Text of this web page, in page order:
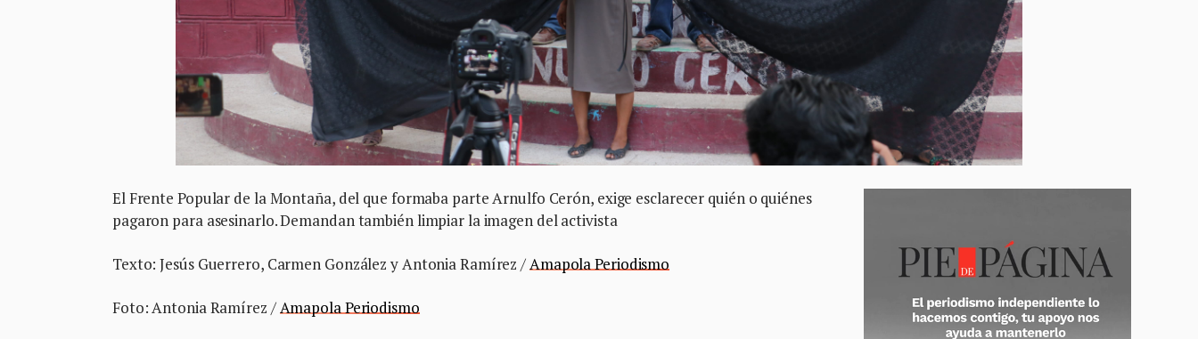
El Frente Popular de la Montaña, del que formaba parte Arnulfo Cerón, exige esclarecer quién o quiénes
pagaron para asesinarlo. Demandan también limpiar la imagen del activista
Texto: Jesús Guerrero, Carmen González y Antonia Ramírez /Amapola Periodismo
Foto: Antonia Ramírez /Amapola Periodismo